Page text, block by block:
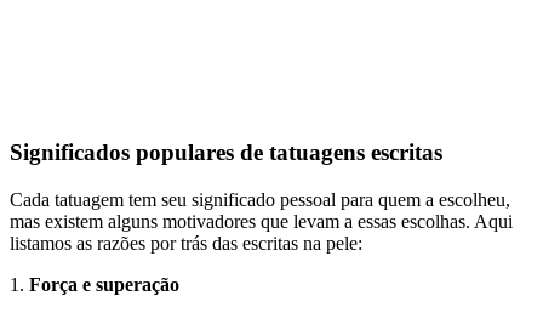
Significados populares de tatuagens escritas
Cada tatuagem tem seu significado pessoal para quem a escolheu,
mas existem alguns motivadores que levam a essas escolhas. Aqui
listamos as razões por trás das escritas na pele:
1. Força e superação